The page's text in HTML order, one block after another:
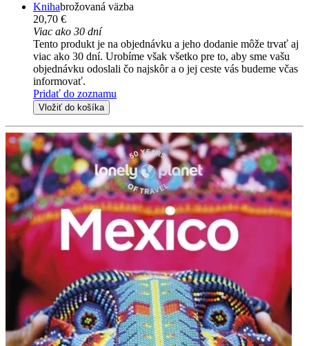
Knihabrožovaná väzba
20,70 €
Viac ako 30 dní
Tento produkt je na objednávku a jeho dodanie môže trvať aj
viac ako 30 dní. Urobíme však všetko pre to, aby sme vašu
objednávku odoslali čo najskôr a o jej ceste vás budeme včas
informovať.
Pridať do zoznamu
Vložiť do košíka